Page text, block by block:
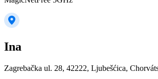
Ina
Zagrebačka ul. 28, 42222, Ljubešćica,